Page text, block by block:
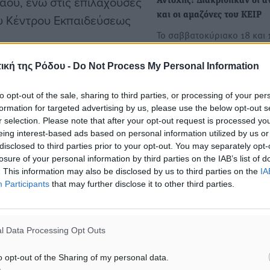
της Ρόδου - Do Not Process My Personal Information
opt-out of the sale, sharing to third parties, or processing of your
for targeted advertising by us, please use the below opt-out
selection. Please note that after your opt-out request is processed
interest-based ads based on personal information utilized by us
to third parties prior to your opt-out. You may separately
of your personal information by third parties on the IAB’s list of
This information may also be disclosed by us to third parties on the
Participants that may further disclose it to other third parties.
Data Processing Opt Outs
opt-out of the Sharing of my personal data.
Κέντρου Εκπαιδεύσεως
Ιππασίας
Ιππικής Αντοχής
την εισήγηση της
την σύνθεση των
Πρωτάθλημα
στις 18-
υπόψη τις προϋποθέσεις
και οι αμαζόνες του ΚΕΙΡ
Το σαββατοκύριακο 18 και
Κάστρο Βοιωτίας οι
Πρωτάθλημα και Διεθνής
ιππικής αντοχής: Το ΚΕΙΡ
Κάστρο Βοιωτίας
Στο Κάστρο Βοιωτίας
ήδη οι αναβάτες και οι
του Κέντρου…